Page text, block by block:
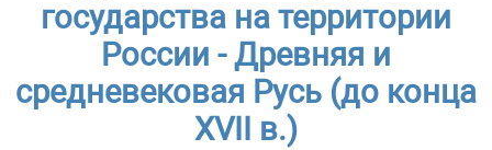
государства на территории
России - Древняя и
средневековая Русь (до конца
XVII в.)